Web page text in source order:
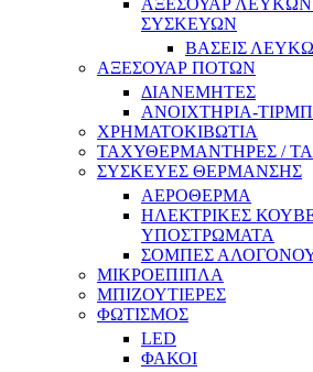
ΑΞΕΣΟΥΑΡ
ΣΥΣΚΕΥΩΝ
ΒΑΣΕΙΣ
ΑΞΕΣΟΥΑΡ ΠΟΤΩΝ
ΔΙΑΝΕΜΗΤΕΣ
ΑΝΟΙΧΤΗΡΙΑ-
ΧΡΗΜΑΤΟΚΙΒΩΤΙΑ
ΤΑΧΥΘΕΡΜΑΝΤΗΡΕΣ /
ΣΥΣΚΕΥΕΣ ΘΕΡΜΑΝΣΗΣ
ΑΕΡΟΘΕΡΜΑ
ΗΛΕΚΤΡΙΚΕΣ
ΥΠΟΣΤΡΩΜΑΤΑ
ΣΟΜΠΕΣ
ΜΙΚΡΟΕΠΙΠΛΑ
ΜΠΙΖΟΥΤΙΕΡΕΣ
ΦΩΤΙΣΜΟΣ
LED
ΦΑΚΟΙ